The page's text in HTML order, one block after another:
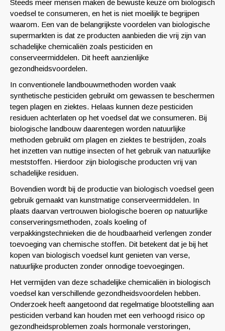
Steeds meer mensen maken de bewuste keuze om biologisch
voedsel te consumeren, en het is niet moeilijk te begrijpen
waarom. Een van de belangrijkste voordelen van biologische
supermarkten is dat ze producten aanbieden die vrij zijn van
schadelijke chemicaliën zoals pesticiden en
conserveermiddelen. Dit heeft aanzienlijke
gezondheidsvoordelen.
In conventionele landbouwmethoden worden vaak
synthetische pesticiden gebruikt om gewassen te beschermen
tegen plagen en ziektes. Helaas kunnen deze pesticiden
residuen achterlaten op het voedsel dat we consumeren. Bij
biologische landbouw daarentegen worden natuurlijke
methoden gebruikt om plagen en ziektes te bestrijden, zoals
het inzetten van nuttige insecten of het gebruik van natuurlijke
meststoffen. Hierdoor zijn biologische producten vrij van
schadelijke residuen.
Bovendien wordt bij de productie van biologisch voedsel geen
gebruik gemaakt van kunstmatige conserveermiddelen. In
plaats daarvan vertrouwen biologische boeren op natuurlijke
conserveringsmethoden, zoals koeling of
verpakkingstechnieken die de houdbaarheid verlengen zonder
toevoeging van chemische stoffen. Dit betekent dat je bij het
kopen van biologisch voedsel kunt genieten van verse,
natuurlijke producten zonder onnodige toevoegingen.
Het vermijden van deze schadelijke chemicaliën in biologisch
voedsel kan verschillende gezondheidsvoordelen hebben.
Onderzoek heeft aangetoond dat regelmatige blootstelling aan
pesticiden verband kan houden met een verhoogd risico op
gezondheidsproblemen zoals hormonale verstoringen,